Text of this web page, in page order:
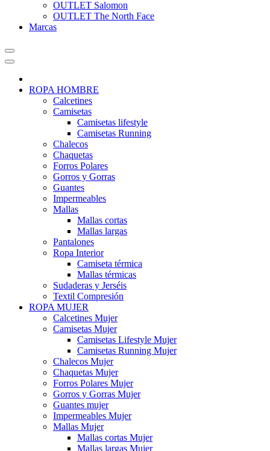
OUTLET Salomon
OUTLET The North Face
Marcas
ROPA HOMBRE
Calcetines
Camisetas
Camisetas lifestyle
Camisetas Running
Chalecos
Chaquetas
Forros Polares
Gorros y Gorras
Guantes
Impermeables
Mallas
Mallas cortas
Mallas largas
Pantalones
Ropa Interior
Camiseta térmica
Mallas térmicas
Sudaderas y Jerséis
Textil Compresión
ROPA MUJER
Calcetines Mujer
Camisetas Mujer
Camisetas Lifestyle Mujer
Camisetas Running Mujer
Chalecos Mujer
Chaquetas Mujer
Forros Polares Mujer
Gorros y Gorras Mujer
Guantes mujer
Impermeables Mujer
Mallas Mujer
Mallas cortas Mujer
Mallas largas Mujer